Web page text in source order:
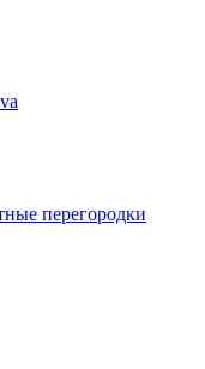
перегородки